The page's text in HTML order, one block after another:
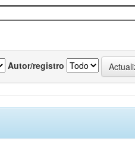
Autor/registro